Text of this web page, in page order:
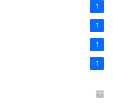
1
1
1
1